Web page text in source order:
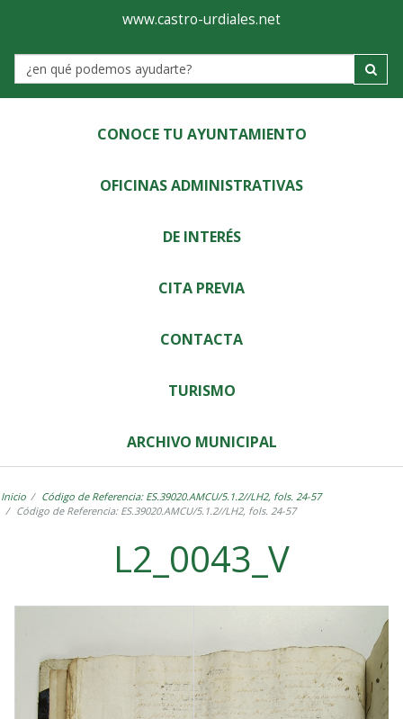
Ayuntamiento
de
Castro-
Urdiales
www.castro-urdiales.net
Label
CONOCE TU AYUNTAMIENTO
OFICINAS ADMINISTRATIVAS
DE INTERÉS
CITA PREVIA
CONTACTA
TURISMO
ARCHIVO MUNICIPAL
Inicio
Código de Referencia: ES.39020.AMCU/5.1.2//LH2, fols. 24-57
Código de Referencia: ES.39020.AMCU/5.1.2//LH2, fols. 24-57
L2_0043_V